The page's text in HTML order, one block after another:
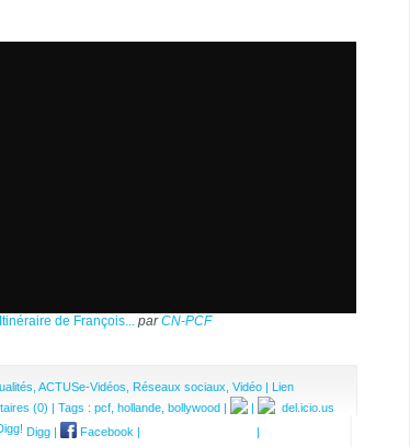
de François... parCN-PCF
, ACTUSe-Vidéos, Réseaux sociaux, Vidéo
Lien
(0) | Tags : pcf, hollande, bollywood
del.icio.us
Digg Facebook